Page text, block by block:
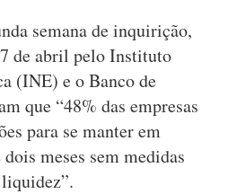
semana de inquirição,
de abril pelo Instituto
(INE) e o Banco de
que “48% das empresas
para se manter em
meses sem medidas